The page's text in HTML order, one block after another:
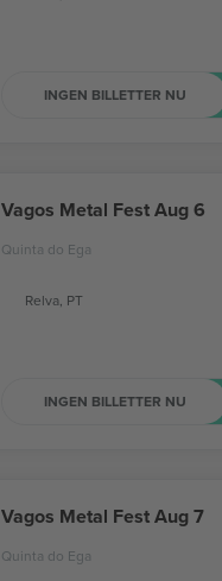
INGEN BILLETTER NU
Vagos Metal Fest Aug 6
Quinta do Ega
Relva, PT
INGEN BILLETTER NU
Vagos Metal Fest Aug 7
Quinta do Ega